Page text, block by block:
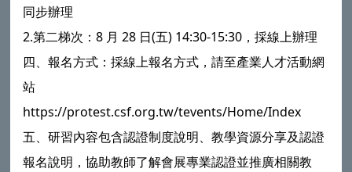
同步辦理
2.第二梯次：8 月 28 日(五) 14:30-15:30，採線上辦理
四、報名方式：採線上報名方式，請至產業人才活動網
站
https://protest.csf.org.tw/tevents/Home/Index
五、研習內容包含認證制度說明、教學資源分享及認證
報名說明，協助教師了解會展專業認證並推廣相關教